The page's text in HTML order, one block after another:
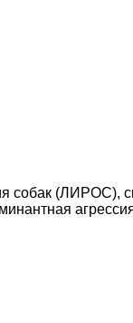
собак (ЛИРОС),